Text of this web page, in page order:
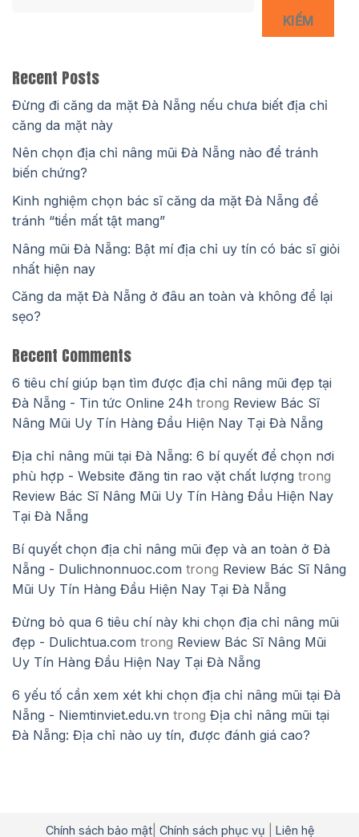
KIẾM
Recent Posts
Đừng đi căng da mặt Đà Nẵng nếu chưa biết địa chỉ
căng da mặt này
Nên chọn địa chỉ nâng mũi Đà Nẵng nào để tránh
biến chứng?
Kinh nghiệm chọn bác sĩ căng da mặt Đà Nẵng để
tránh “tiền mất tật mang”
Nâng mũi Đà Nẵng: Bật mí địa chỉ uy tín có bác sĩ giỏi
nhất hiện nay
Căng da mặt Đà Nẵng ở đâu an toàn và không để lại
sẹo?
Recent Comments
6 tiêu chí giúp bạn tìm được địa chỉ nâng mũi đẹp tại
Đà Nẵng - Tin tức Online 24h trong Review Bác Sĩ
Nâng Mũi Uy Tín Hàng Đầu Hiện Nay Tại Đà Nẵng
Địa chỉ nâng mũi tại Đà Nẵng: 6 bí quyết để chọn nơi
phù hợp - Website đăng tin rao vặt chất lượng trong
Review Bác Sĩ Nâng Mũi Uy Tín Hàng Đầu Hiện Nay
Tại Đà Nẵng
Bí quyết chọn địa chỉ nâng mũi đẹp và an toàn ở Đà
Nẵng - Dulichnonnuoc.com trong Review Bác Sĩ Nâng
Mũi Uy Tín Hàng Đầu Hiện Nay Tại Đà Nẵng
Đừng bỏ qua 6 tiêu chí này khi chọn địa chỉ nâng mũi
đẹp - Dulichtua.com trong Review Bác Sĩ Nâng Mũi
Uy Tín Hàng Đầu Hiện Nay Tại Đà Nẵng
6 yếu tố cần xem xét khi chọn địa chỉ nâng mũi tại Đà
Nẵng - Niemtinviet.edu.vn trong Địa chỉ nâng mũi tại
Đà Nẵng: Địa chỉ nào uy tín, được đánh giá cao?
Chính sách bảo mật| Chính sách phục vụ Liên hệ